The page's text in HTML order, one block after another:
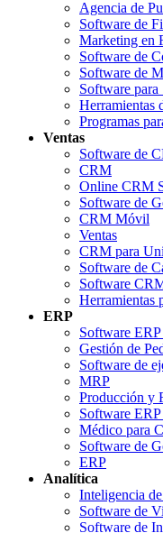
Agencia de
Software de
Marketing en
Software de
Software de
Software para
Herramientas
Programas
Ventas
Software de
CRM
Online CRM
Software de
CRM Móvil
Ventas
CRM para
Software de
Software
Herramientas
ERP
Software
Gestión de
Software de
MRP
Producción y
Software
Médico para
Software de
ERP
Analítica
Inteligencia
Software de
Software de